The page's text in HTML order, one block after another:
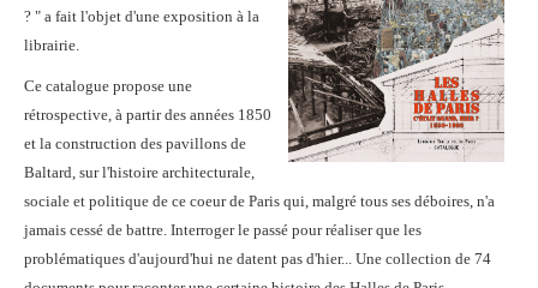
? " a fait l'objet d'une exposition à la
librairie.
Ce catalogue propose une
rétrospective, à partir des années 1850
et la construction des pavillons de
Baltard, sur l'histoire architecturale,
sociale et politique de ce coeur de Paris qui, malgré tous ses déboires, n'a
jamais cessé de battre. Interroger le passé pour réaliser que les
problématiques d'aujourd'hui ne datent pas d'hier... Une collection de 74